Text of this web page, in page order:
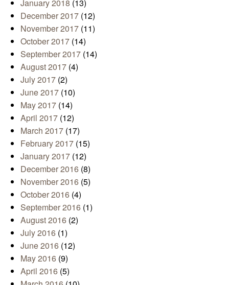
January 2018 (13)
December 2017 (12)
November 2017 (11)
October 2017 (14)
September 2017 (14)
August 2017 (4)
July 2017 (2)
June 2017 (10)
May 2017 (14)
April 2017 (12)
March 2017 (17)
February 2017 (15)
January 2017 (12)
December 2016 (8)
November 2016 (5)
October 2016 (4)
September 2016 (1)
August 2016 (2)
July 2016 (1)
June 2016 (12)
May 2016 (9)
April 2016 (5)